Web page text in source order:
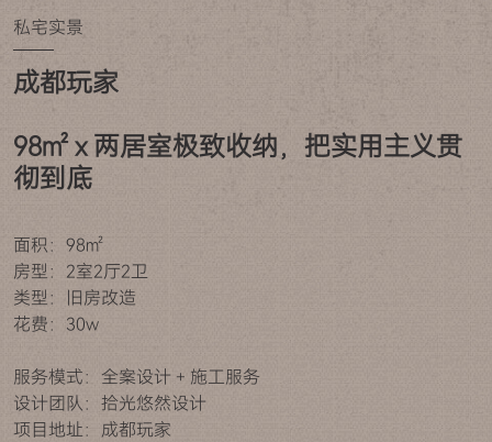
私宅实景
成都玩家
98㎡ x 两居室极致收纳，把实用主义贯
彻到底
面积：98㎡
房型：2室2厅2卫
类型：旧房改造
花费：30w
服务模式：全案设计 + 施工服务
设计团队：拾光悠然设计
项目地址：成都玩家